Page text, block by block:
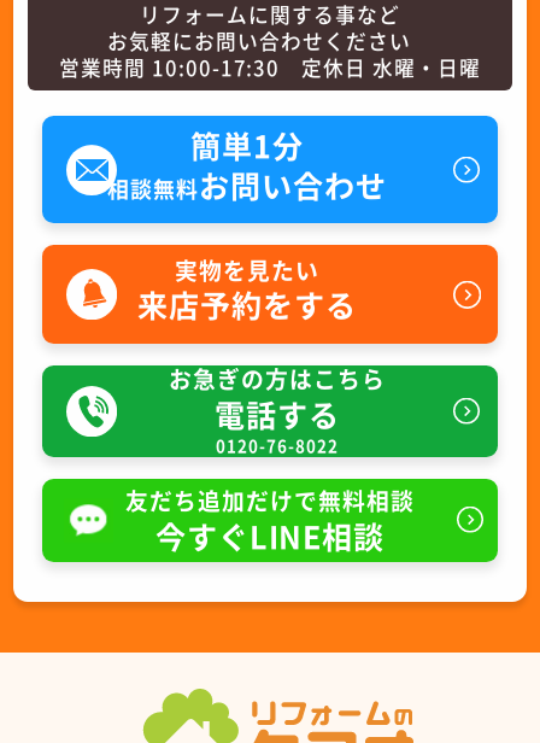
リフォームに関する事など
お気軽にお問い合わせください
営業時間 10:00-17:30 定休日 水曜・日曜
簡単1分
相談無料お問い合わせ
実物を見たい
来店予約をする
お急ぎの方はこちら
電話する
0120-76-8022
友だち追加だけで無料相談
今すぐLINE相談